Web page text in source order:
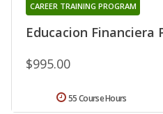
Educacion Financiera
CAREER TRAINING PROGRAM
$995.00
55 Course Hours